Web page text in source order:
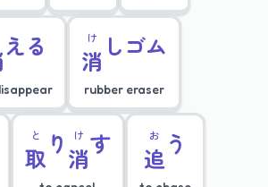
える 消
け しゴム
rubber eraser
取
と り 消
け す 追
お う